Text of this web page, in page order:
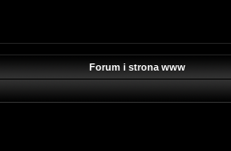
Forum i strona www